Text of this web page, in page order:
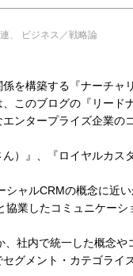
ビジネス／戦略論
を構築する『ナーチャ
このブログの『リード
ンタープライズ企業
）』、『ロイヤルカス
ャルCRMの概念に近
業したコミュニケー
社内で統一した概念や
グメント・カテゴラ